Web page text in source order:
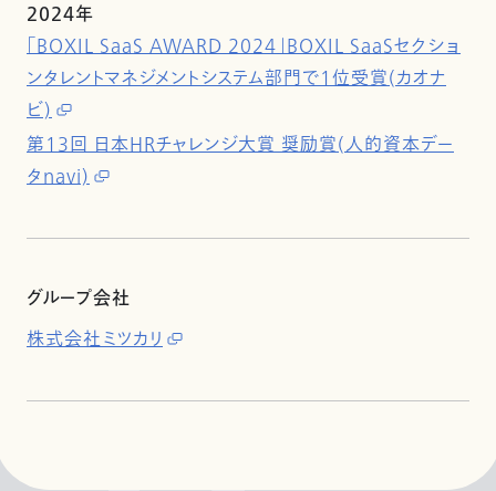
2024年
「BOXIL SaaS AWARD 2024」BOXIL SaaSセクショ
ンタレントマネジメントシステム部門で1位受賞(カオナ
ビ)
第13回 日本HRチャレンジ大賞 奨励賞(人的資本デー
タnavi)
グループ会社
株式会社ミツカリ